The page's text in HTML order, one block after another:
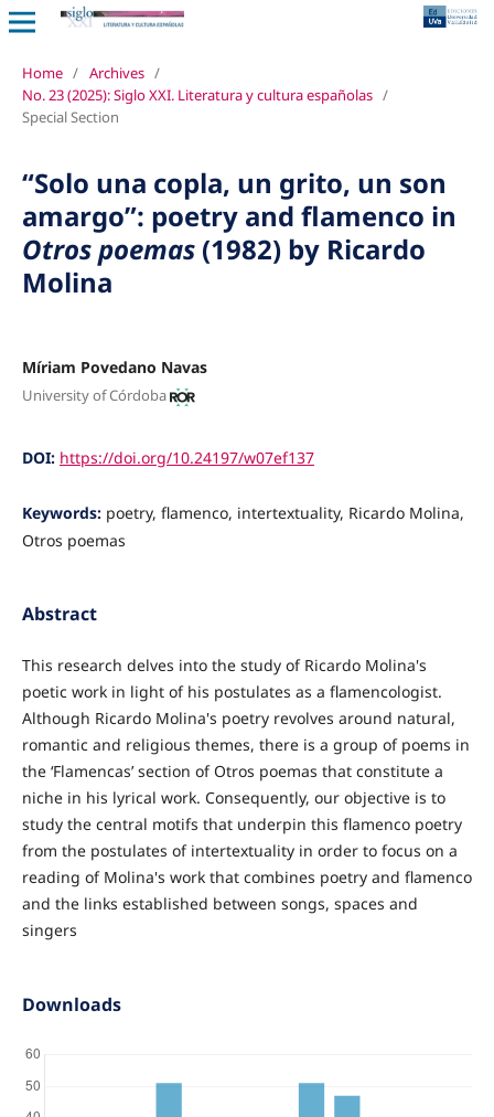
Home / Archives /
No. 23 (2025): Siglo XXI. Literatura y cultura españolas /
Special Section
“Solo una copla, un grito, un son
amargo”: poetry and flamenco in
Otros poemas(1982) by Ricardo
Molina
Míriam Povedano Navas
University of Córdoba
DOI: https://doi.org/10.24197/w07ef137
Keywords: poetry, flamenco, intertextuality, Ricardo Molina,
Otros poemas
Abstract
This research delves into the study of Ricardo Molina's
poetic work in light of his postulates as a flamencologist.
Although Ricardo Molina's poetry revolves around natural,
romantic and religious themes, there is a group of poems in
the ‘Flamencas’ section of Otros poemas that constitute a
niche in his lyrical work. Consequently, our objective is to
study the central motifs that underpin this flamenco poetry
from the postulates of intertextuality in order to focus on a
reading of Molina's work that combines poetry and flamenco
and the links established between songs, spaces and
singers
Downloads